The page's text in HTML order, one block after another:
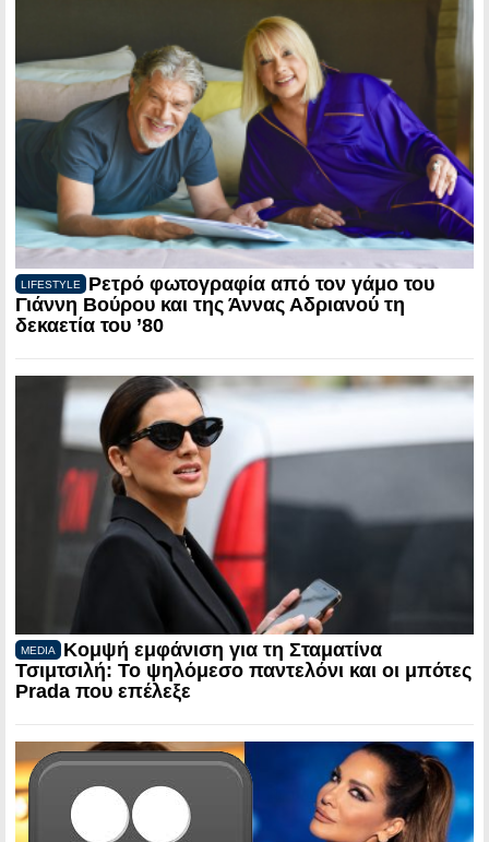
LIFESTYLE
Ρετρό φωτογραφία από τον γάμο του
Γιάννη Βούρου και της Άννας Αδριανού τη
δεκαετία του ’80
MEDIA
Κομψή εμφάνιση για τη Σταματίνα
Τσιμτσιλή: Το ψηλόμεσο παντελόνι και οι μπότες
Prada που επέλεξε